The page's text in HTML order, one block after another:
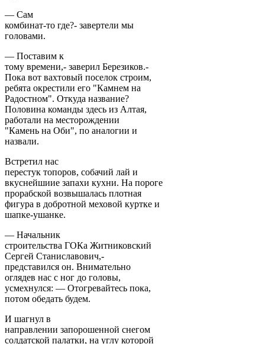
— Сам
комбинат-то где?- завертели мы
головами.
— Поставим к
тому времени,- заверил Березиков.-
Пока вот вахтовый поселок строим,
ребята окрестили его "Камнем на
Радостном". Откуда название?
Половина команды здесь из Алтая,
работали на месторождении
"Камень на Оби", по аналогии и
назвали.
Встретил нас
перестук топоров, собачий лай и
вкуснейшиие запахи кухни. На пороге
прорабской возвышалась плотная
фигура в добротной меховой куртке и
шапке-ушанке.
— Начальник
строительства ГОКа Житниковский
Сергей Станиславович,-
представился он. Внимательно
оглядев нас с ног до головы,
усмехнулся: — Отогревайтесь пока,
потом обедать будем.
И шагнул в
направлении запорошенной снегом
солдатской палатки, на углу которой